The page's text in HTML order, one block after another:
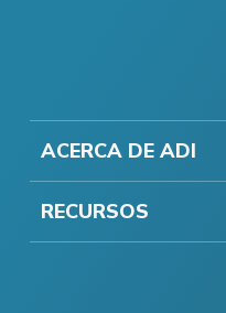
ACERCA DE ADI
RECURSOS